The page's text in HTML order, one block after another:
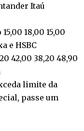
Itaú
18,00 15,00
e HSBC
42,00 38,20 48,90
limite da
passe um